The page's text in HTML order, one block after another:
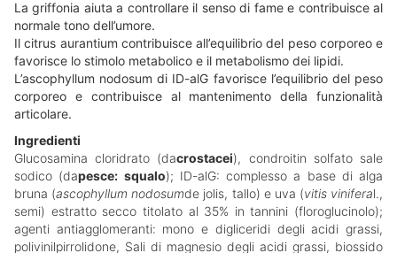
La griffonia aiuta a controllare il senso di fame e contribuisce al
normale tono dell’umore.
Il citrus aurantium contribuisce all’equilibrio del peso corporeo e
favorisce lo stimolo metabolico e il metabolismo dei lipidi.
L’ascophyllum nodosum di ID-alG favorisce l’equilibrio del peso
corporeo e contribuisce al mantenimento della funzionalità
articolare.
Ingredienti
Glucosamina cloridrato (dacrostacei), condroitin solfato sale
sodico (dapesce: squalo); ID-alG: complesso a base di alga
bruna (ascophyllum nodosumde jolis, tallo) e uva (vitis viniferal.,
semi) estratto secco titolato al 35% in tannini (floroglucinolo);
agenti antiagglomeranti: mono e digliceridi degli acidi grassi,
polivinilpirrolidone, Sali di magnesio degli acidi grassi, biossido